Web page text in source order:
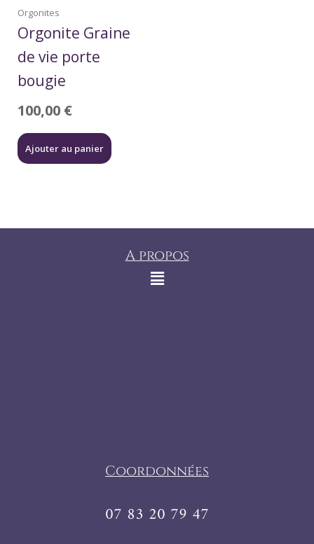
Orgonites
Orgonite Graine
de vie porte
bougie
100,00 €
Ajouter au panier
A propos
Coordonnées
07 83 20 79 47